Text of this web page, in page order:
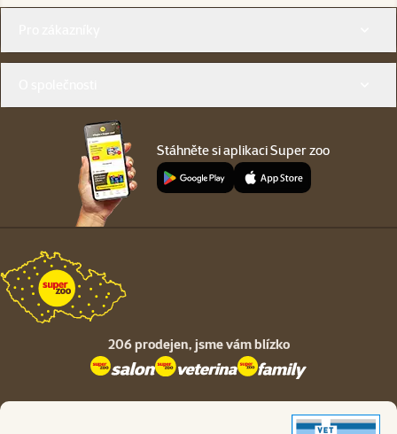
Stáhněte si aplikaci Super zoo
206 prodejen, jsme vám blízko